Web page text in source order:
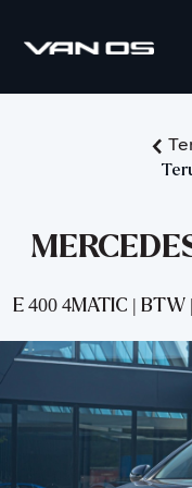
E 400 4MATIC |